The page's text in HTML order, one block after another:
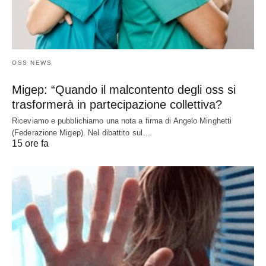
OSS NEWS
Migep: “Quando il malcontento degli oss si
trasformerà in partecipazione collettiva?
Riceviamo e pubblichiamo una nota a firma di Angelo Minghetti
(Federazione Migep). Nel dibattito sul…
15 ore fa